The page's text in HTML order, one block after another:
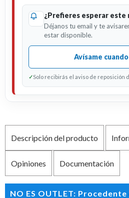
¿Prefieres esperar este
Déjanos tu email y te
estar disponible.
Avísame
✓Solo recibirás el aviso de reposición
Descripción del producto
Opiniones Documentación
NO ES OUTLET: